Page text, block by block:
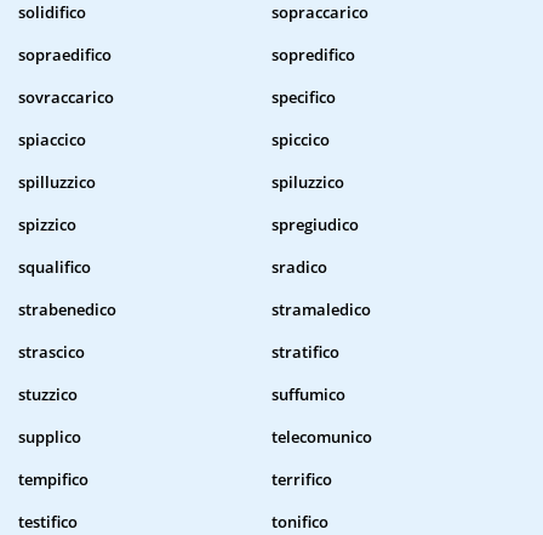
solidifico
sopraccarico
sopraedifico
sopredifico
sovraccarico
specifico
spiaccico
spiccico
spilluzzico
spiluzzico
spizzico
spregiudico
squalifico
sradico
strabenedico
stramaledico
strascico
stratifico
stuzzico
suffumico
supplico
telecomunico
tempifico
terrifico
testifico
tonifico